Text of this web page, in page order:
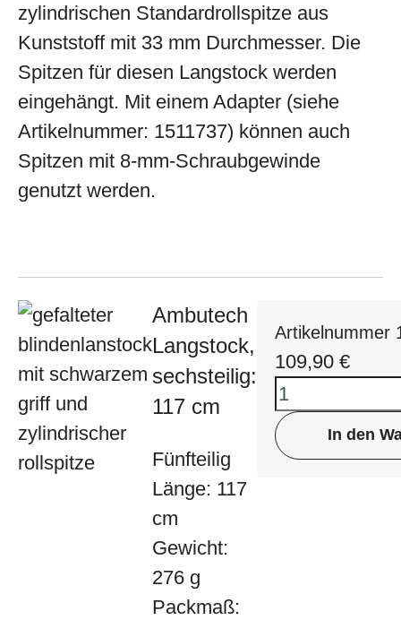
zylindrischen Standardrollspitze aus
Kunststoff mit 33 mm Durchmesser. Die
Spitzen für diesen Langstock werden
eingehängt. Mit einem Adapter (siehe
Artikelnummer: 1511737) können auch
Spitzen mit 8-mm-Schraubgewinde
genutzt werden.
Ambutech
Langstock,
sechsteilig:
117 cm
Fünfteilig
Länge: 117
cm
Gewicht:
276 g
Packmaß:
Artikelnummer
109,90 €
In den